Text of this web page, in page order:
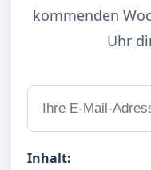
kommenden
Uhr
Inhalt: